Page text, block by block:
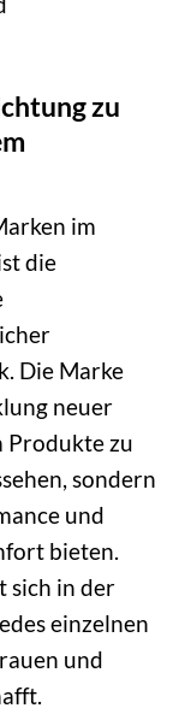
zu
im
die
Die Marke
neuer
Produkte zu
sondern
und
bieten.
sich in der
einzelnen
und